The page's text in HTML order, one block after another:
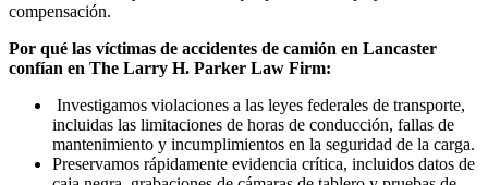
compensación.
Por qué las víctimas de accidentes de camión en Lancaster
confían en The Larry H. Parker Law Firm:
Investigamos violaciones a las leyes federales de transporte,
incluidas las limitaciones de horas de conducción, fallas de
mantenimiento y incumplimientos en la seguridad de la carga.
Preservamos rápidamente evidencia crítica, incluidos datos de